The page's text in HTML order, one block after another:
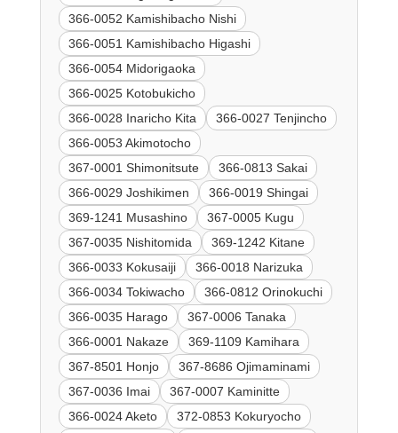
366-0052 Kamishibacho Nishi
366-0051 Kamishibacho Higashi
366-0054 Midorigaoka
366-0025 Kotobukicho
366-0028 Inaricho Kita
366-0027 Tenjincho
366-0053 Akimotocho
367-0001 Shimonitsute
366-0813 Sakai
366-0029 Joshikimen
366-0019 Shingai
369-1241 Musashino
367-0005 Kugu
367-0035 Nishitomida
369-1242 Kitane
366-0033 Kokusaiji
366-0018 Narizuka
366-0034 Tokiwacho
366-0812 Orinokuchi
366-0035 Harago
367-0006 Tanaka
366-0001 Nakaze
369-1109 Kamihara
367-8501 Honjo
367-8686 Ojimaminami
367-0036 Imai
367-0007 Kaminitte
366-0024 Aketo
372-0853 Kokuryocho